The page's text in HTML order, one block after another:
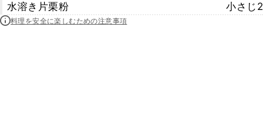
水溶き片栗粉
小さじ2
料理を安全に楽しむための注意事項